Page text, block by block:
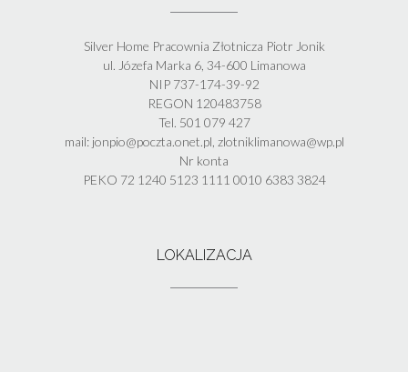
Silver Home Pracownia Złotnicza Piotr Jonik
ul. Józefa Marka 6, 34-600 Limanowa
NIP 737-174-39-92
REGON 120483758
Tel. 501 079 427
mail: jonpio@poczta.onet.pl, zlotniklimanowa@wp.pl
Nr konta
PEKO 72 1240 5123 1111 0010 6383 3824
LOKALIZACJA